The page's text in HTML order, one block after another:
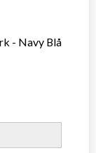
- Navy Blå